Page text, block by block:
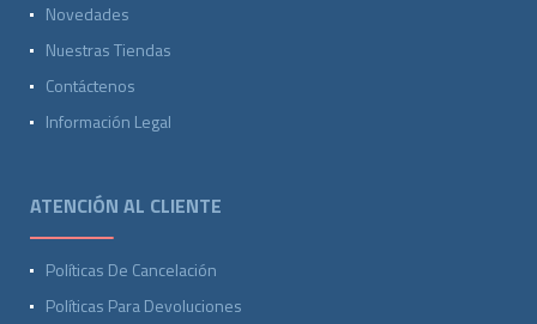
Novedades
Nuestras Tiendas
Contáctenos
Información Legal
ATENCIÓN AL CLIENTE
Políticas De Cancelación
Políticas Para Devoluciones